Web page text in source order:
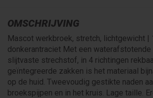
OMSCHRIJVING
Mascot werkbroek, stretch, lichtgewicht
donkerantraciet Met een waterafstotende
slijtvaste strechstof, in 4 richtingen
geïntegreerde zakken is het materiaal
op de huid. Tweevoudig gestikte naden
broekspijpen en in het kruis. Lage taille.